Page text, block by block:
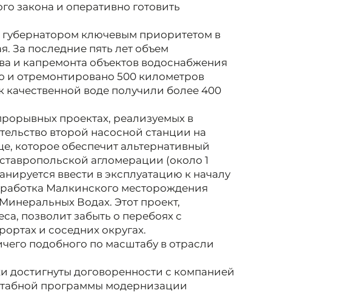
закона и оперативно готовить
ключевым приоритетом в
За последние пять лет объем
и капремонта объектов водоснабжения
и отремонтировано 500 километров
качественной воде получили более 400
проектах, реализуемых в
второй насосной станции на
которое обеспечит альтернативный
агломерации (около 1
ввести в эксплуатацию к началу
Малкинского месторождения
Водах. Этот проект,
позволит забыть о перебоях с
и соседних округах.
подобного по масштабу в отрасли
достигнуты договоренности с компанией
программы модернизации